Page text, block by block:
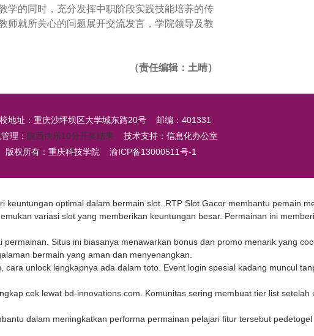
学的同时，充分发挥中职阶段实践技能培养的传
师就所关心的问题展开交流发言，学院领导及教
（责任编辑：土晴）
地址：重庆沙坪坝区大学城东路20号 邮编：401331
理： 陕西快乐10分开奖结果 技术支持：信息化办公室
版权所有：重庆科技学院 渝ICP备13000511号-1
keuntungan optimal dalam bermain slot. RTP Slot Gacor membantu pemain
variasi slot yang memberikan keuntungan besar. Permainan ini
Situs ini biasanya menawarkan bonus dan promo menarik yang
bermain yang aman dan menyenangkan.
cara unlock lengkapnya ada dalam toto . Event login spesial kadang muncul
cek lewat bd-innovations.com . Komunitas sering membuat tier list
dalam meningkatkan performa permainan pelajari fitur tersebut